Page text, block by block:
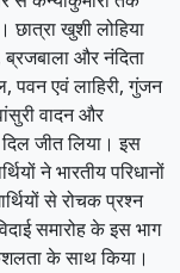
खुशी लोहिया
और नंदिता
पवन एवं लाहिरी, गुंजन
वादन और
जीत लिया। इस
ने भारतीय परिधानों
से रोचक प्रश्न
समारोह के इस भाग
के साथ किया।